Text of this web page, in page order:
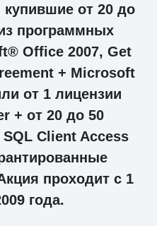
купившие от 20 до
программных
Office 2007, Get
+ Microsoft
от 1 лицензии
+ от 20 до 50
Client Access
проходит с 1
года.